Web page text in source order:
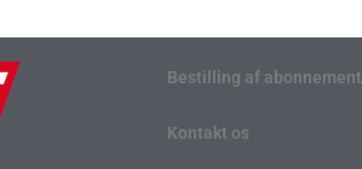
Bestilling af abonnement
Kontakt os